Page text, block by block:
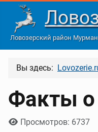
Ловозерский район
Вы здесь:
Факты о
Информация о
Просмотров: 6737